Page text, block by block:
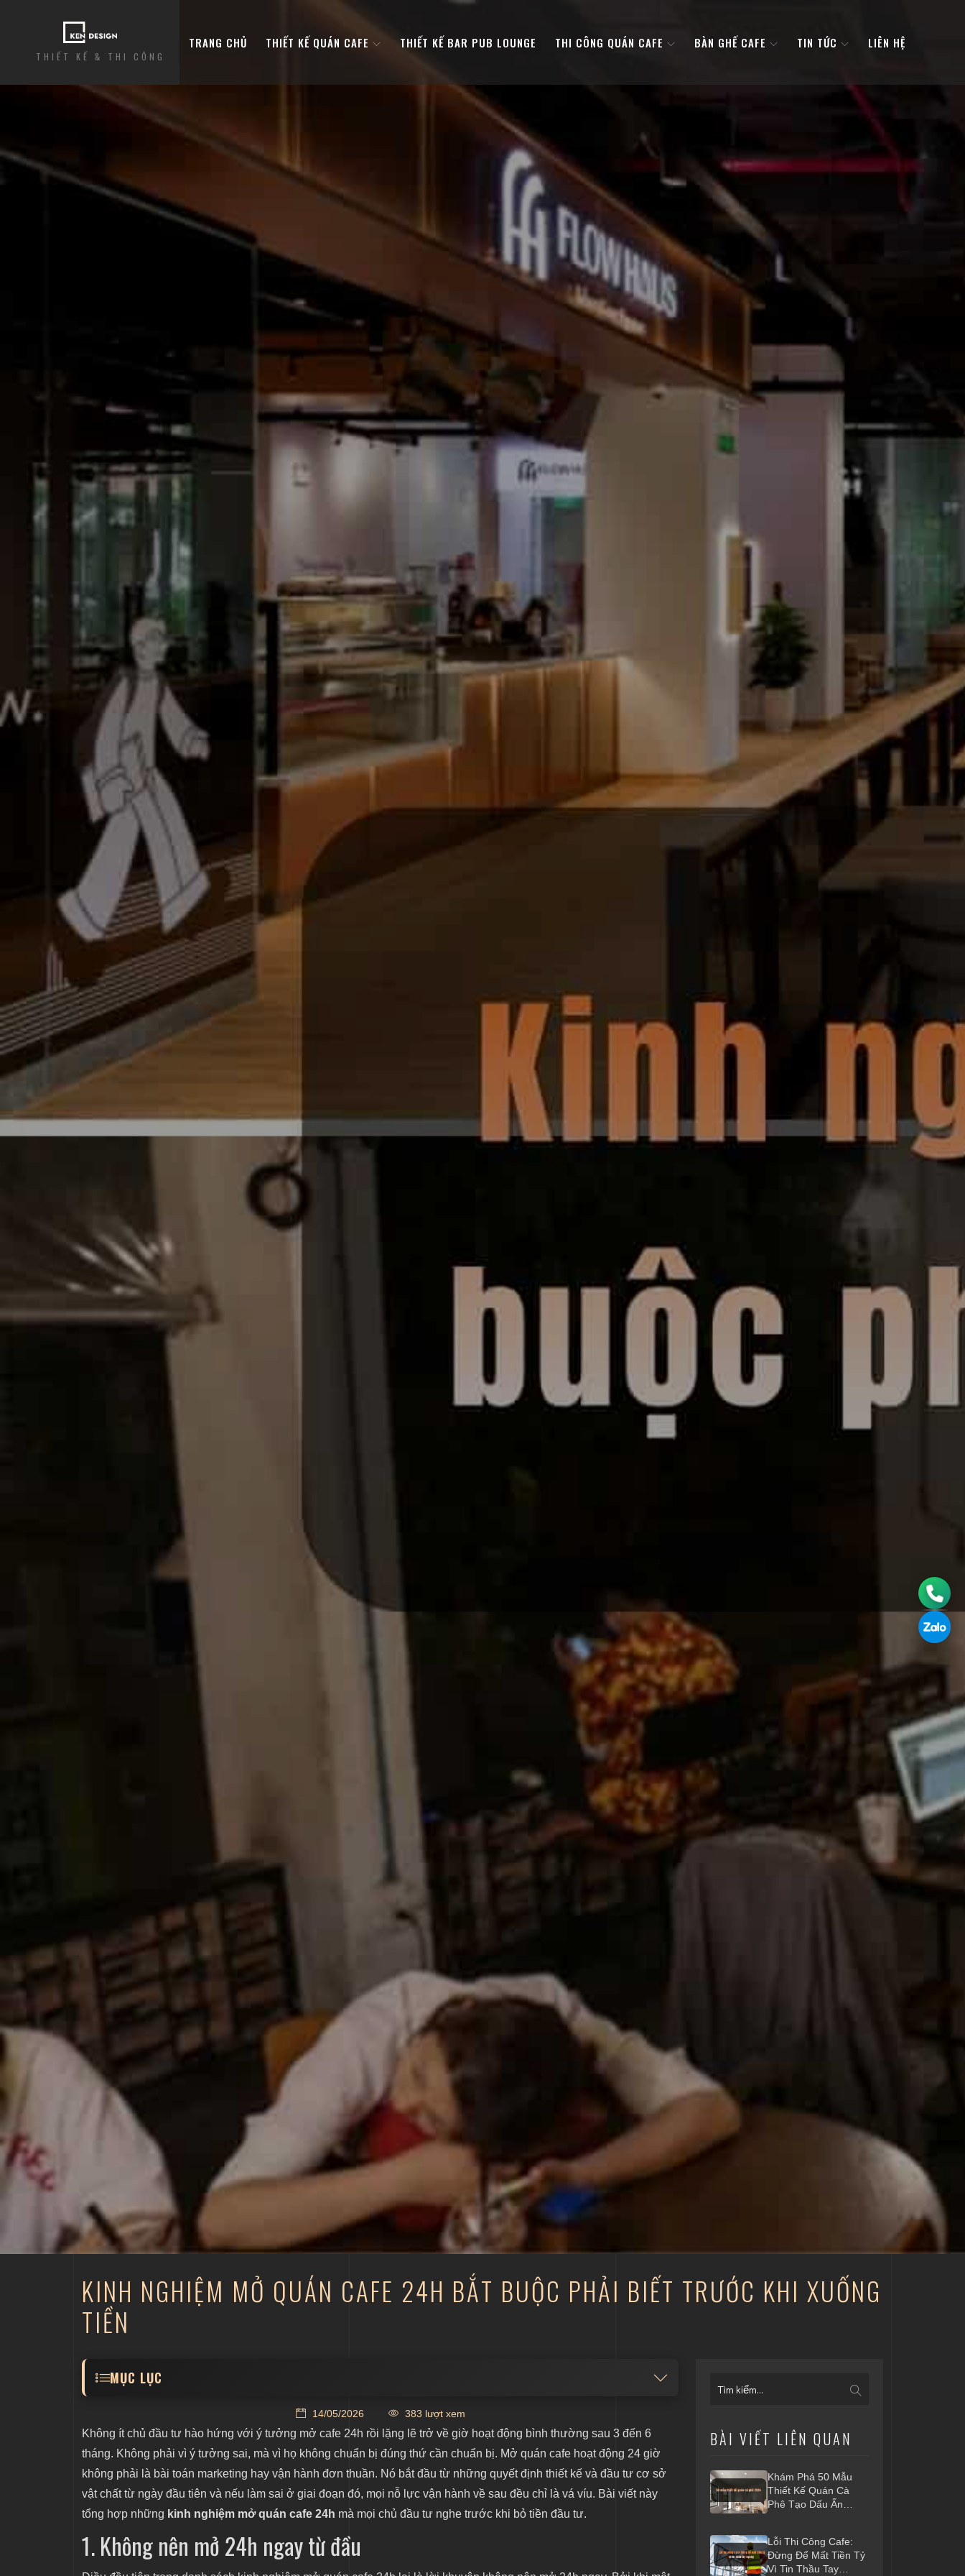
THIẾT KẾ & THI CÔNG
TRANG CHỦ THIẾT KẾ QUÁN CAFE THIẾT KẾ BAR PUB LOUNGE THI CÔNG QUÁN CAFE BÀN GHẾ CAFE TIN TỨC LIÊN HỆ
KINH NGHIỆM MỞ QUÁN CAFE 24H BẮT BUỘC PHẢI BIẾT TRƯỚC KHI XUỐNG
TIỀN
MỤC LỤC
2. Địa điểm không chỉ là "vị trí đẹp"
3. Khách ngày và khách đêm là hai tệp hoàn toàn khác nhau
3.1. Tệp khách ban ngày
3.2. Tệp khách ban đêm
4. Cân đối chi phí bán hàng
4.1. Chi phí nhân sự ca đêm
4.2. Chi phí điện năng
14/05/2026 383 lượt xem
Không ít chủ đầu tư hào hứng với ý tưởng mở cafe 24h rồi lặng lẽ trở về giờ hoạt động bình thường sau 3 đến 6
tháng. Không phải vì ý tưởng sai, mà vì họ không chuẩn bị đúng thứ cần chuẩn bị. Mở quán cafe hoạt động 24 giờ
không phải là bài toán marketing hay vận hành đơn thuần. Nó bắt đầu từ những quyết định thiết kế và đầu tư cơ sở
vật chất từ ngày đầu tiên và nếu làm sai ở giai đoạn đó, mọi nỗ lực vận hành về sau đều chỉ là vá víu. Bài viết này
tổng hợp những kinh nghiệm mở quán cafe 24h mà mọi chủ đầu tư nghe trước khi bỏ tiền đầu tư.
1. Không nên mở 24h ngay từ đầu
BÀI VIẾT LIÊN QUAN
Khám Phá 50 Mẫu
Thiết Kế Quán Cà
Phê Tạo Dấu Ấn
Lỗi Thi Công Cafe:
Đừng Để Mất Tiền Tỷ
Vì Tin Thầu Tay